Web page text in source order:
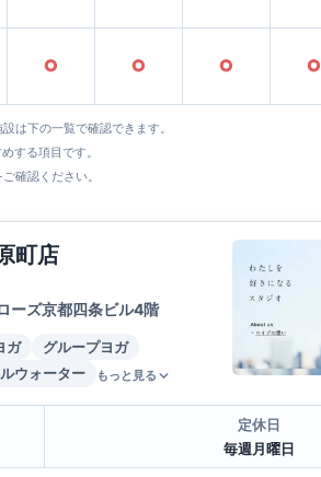
○ ○ ○ ○
は下の一覧で確認できます。
する項目です。
確認ください。
町店
ーズ京都四条ビル4階
ガ
グループヨガ
ウォーター もっと見る
定休日
毎週月曜日